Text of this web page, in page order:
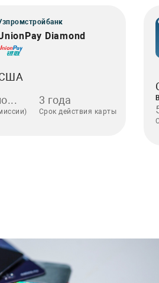
Diamond
3 года
Срок действия карты